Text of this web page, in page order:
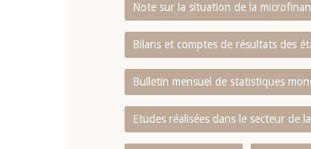
Note sur la situation de la
Bilans et comptes de résultats des
Bulletin mensuel de statistiques
Etudes réalisées dans le secteur de